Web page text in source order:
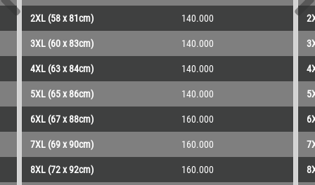
2XL (58 x 81cm) 140.000
3XL (60 x 83cm) 140.000
4XL (63 x 84cm) 140.000
5XL (65 x 86cm) 140.000
6XL (67 x 88cm) 160.000
7XL (69 x 90cm) 160.000
8XL (72 x 92cm) 160.000